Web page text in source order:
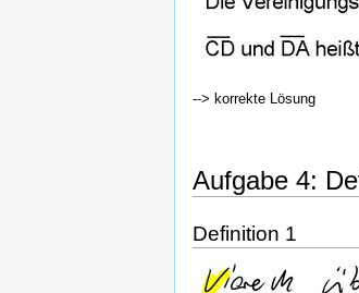
--> korrekte Lösung
Aufgabe 4:
Definition 1